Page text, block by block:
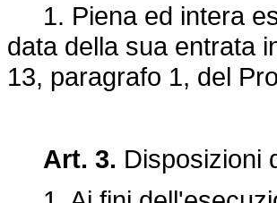
1. Piena ed intera
data della sua entrata
13, paragrafo 1, del
Art. 3. Disposizioni